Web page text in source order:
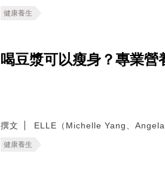
健康養生
喝豆漿可以瘦身？專業
撰文 ELLE（Michelle Yang、
健康養生